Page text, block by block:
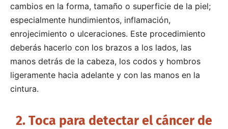
cambios en la forma, tamaño o superficie de la piel;
especialmente hundimientos, inflamación,
enrojecimiento o ulceraciones. Este procedimiento
deberás hacerlo con los brazos a los lados, las
manos detrás de la cabeza, los codos y hombros
ligeramente hacia adelante y con las manos en la
cintura.
2. Toca para detectar el cáncer de